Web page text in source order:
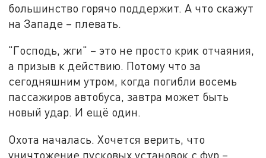
большинство горячо поддержит. А что скажут
на Западе – плевать.
"Господь, жги" – это не просто крик отчаяния,
а призыв к действию. Потому что за
сегодняшним утром, когда погибли восемь
пассажиров автобуса, завтра может быть
новый удар. И ещё один.
Охота началась. Хочется верить, что
уничтожение пусковых установок с фур –